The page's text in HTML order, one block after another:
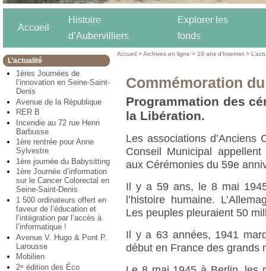
Accueil
Histoire
d’Aubervilliers
Explorer les
fonds
L’actualité
1ères Journées de
l’innovation en Seine-Saint-
Denis
Avenue de la République
RER B
Incendie au 72 rue Henri
Barbusse
1ère rentrée pour Anne
Sylvestre
1ère journée du Babysitting
1ère Journée d’information
sur le Cancer Colorectal en
Seine-Saint-Denis
1 500 ordinateurs offert en
faveur de l’éducation et
l’intégration par l’accès à
l’informatique !
Avenue V. Hugo & Pont P.
Larousse
Mobilien
2e édition des Éco
Accueil >Archives en ligne > 10 ans d’Internet >
Commémoration
Programmation des
la Libération.
Les associations d’Anciens
Conseil Municipal
aux Cérémonies du 59e
Il y a 59 ans, le 8 mai
l’histoire humaine.
Les peuples pleuraient 50
Il y a 63 années, 1941
début en France des grands